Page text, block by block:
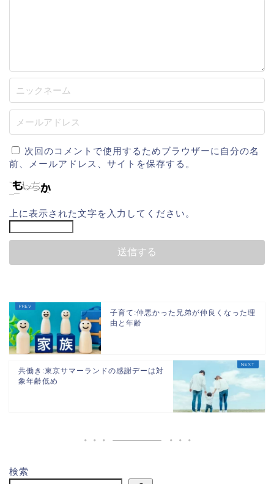
次回のコメントで使用するためブラウザーに自分の名
前、メールアドレス、サイトを保存する。
上に表示された文字を入力してください。
子育て:仲悪かった兄弟が仲良くなった理
由と年齢
共働き:東京サマーランドの感謝デーは対
象年齢低め
検索
ホーム